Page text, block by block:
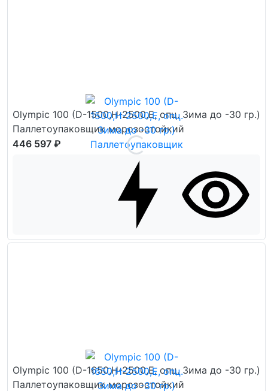
Olympic 100 (D-1500,H-2500,E, опц. Зима до -30 гр.)
Паллетоупаковщик морозостойкий
446 597 ₽
Olympic 100 (D-1650,H-2500,E, опц. Зима до -30 гр.)
Паллетоупаковщик морозостойкий